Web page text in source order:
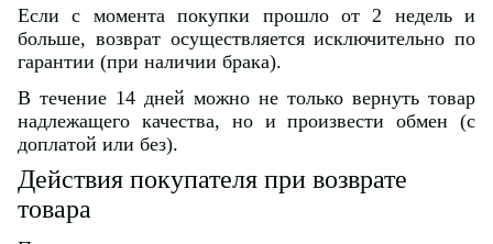
Если с момента покупки прошло от 2 недель и
больше, возврат осуществляется исключительно по
гарантии (при наличии брака).
В течение 14 дней можно не только вернуть товар
надлежащего качества, но и произвести обмен (с
доплатой или без).
Действия покупателя при возврате
товара